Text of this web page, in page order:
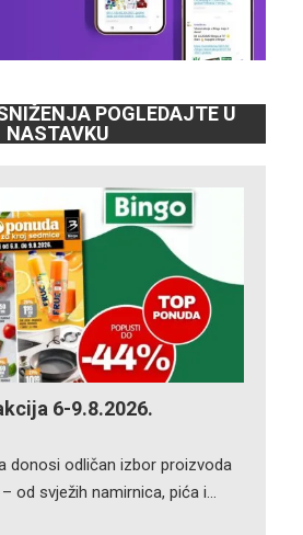
POGLEDAJTE U
NASTAVKU
6-9.8.2026.
donosi odličan izbor proizvoda
od svježih namirnica, pića i…